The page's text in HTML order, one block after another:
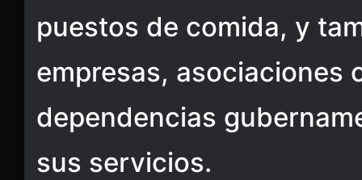
puestos de comida, y
empresas, asociaciones
dependencias
sus servicios.